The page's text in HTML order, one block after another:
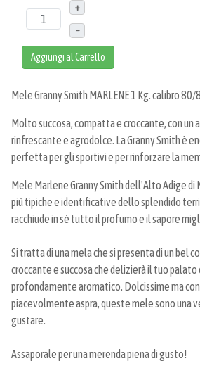
+
–
Aggiungi al Carrello
Mele Granny Smith MARLENE 1 Kg. calibro 80/
Molto succosa, compatta e croccante, con
rinfrescante e agrodolce. La Granny Smith è
perfetta per gli sportivi e per rinforzare la
Mele Marlene Granny Smith dell'Alto Adige di
più tipiche e identificative dello splendido
racchiude in sè tutto il profumo e il sapore
Si tratta di una mela che si presenta di un bel
croccante e succosa che delizierà il tuo palato
profondamente aromatico. Dolcissime ma
piacevolmente aspra, queste mele sono una
gustare.
Assaporale per una merenda piena di gusto!